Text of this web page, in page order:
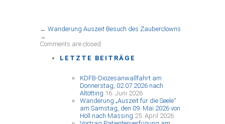
← Wanderung Auszeit Besuch des Zauberclowns
→
Comments are closed.
LETZTE BEITRÄGE
KDFB-Diözesanwallfahrt am
Donnerstag, 02.07.2026 nach
Altötting 16. Juni 2026
Wanderung „Auszeit für die Seele“
am Samstag, den 09. Mai 2026 von
Höll nach Massing 25. April 2026